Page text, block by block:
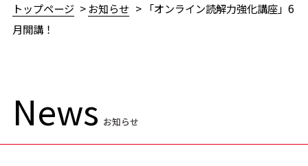
トップページ お知らせ
「オンライン読解力強化講座」6
月開講！
News お知らせ